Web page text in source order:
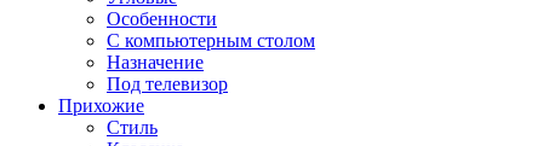
Особенности
С компьютерным столом
Назначение
Под телевизор
Прихожие
Стиль